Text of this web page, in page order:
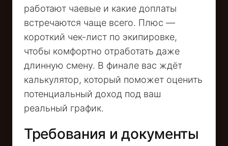
работают чаевые и какие доплаты
встречаются чаще всего. Плюс —
короткий чек-лист по экипировке,
чтобы комфортно отработать даже
длинную смену. В финале вас ждёт
калькулятор, который поможет оценить
потенциальный доход под ваш
реальный график.
Требования и документы